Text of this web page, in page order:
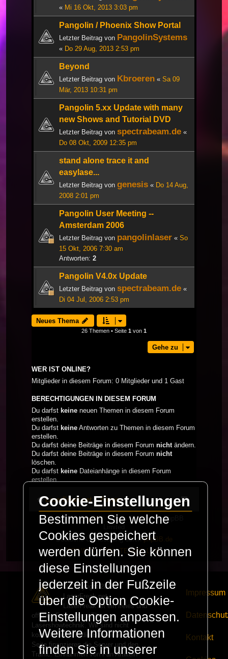
« Mi 16 Okt, 2013 3:03 pm
Pangolin / Phoenix Show Portal
Letzter Beitrag von PangolinSystems
« Do 29 Aug, 2013 2:53 pm
Beyond
Letzter Beitrag von Kbroeren « Sa 09
Mär, 2013 10:31 pm
Pangolin 5.xx Update with many
new Shows and Tutorial DVD
Letzter Beitrag von spectrabeam.de «
Do 08 Okt, 2009 12:35 pm
stand alone trace it and
easylase...
Letzter Beitrag von genesis « Do 14 Aug,
2008 2:01 pm
Pangolin User Meeting --
Amsterdam 2006
Letzter Beitrag von pangolinlaser « So
15 Okt, 2006 7:30 am
Antworten: 2
Pangolin V4.0x Update
Letzter Beitrag von spectrabeam.de «
Di 04 Jul, 2006 2:53 pm
Neues Thema
26 Themen • Seite 1 von 1
Gehe zu
WER IST ONLINE?
Mitglieder in diesem Forum: 0 Mitglieder und 1 Gast
BERECHTIGUNGEN IN DIESEM FORUM
Du darfst keine neuen Themen in diesem Forum
erstellen.
Du darfst keine Antworten zu Themen in diesem Forum
erstellen.
Du darfst deine Beiträge in diesem Forum nicht ändern.
Du darfst deine Beiträge in diesem Forum nicht
löschen.
Du darfst keine Dateianhänge in diesem Forum
erstellen.
LaserFreak.net Forum
Powered byphpBB® Forum Software © phpBB
Deutsche Übersetzung durchphpBB.de
PRIVACY_LINK|TERMS_LINK
© Copyright 2025 -
LaserFreak.net
LaserFreak ist ein freies und
offenes Forum zum Thema
Lasershowtechnik. Wir sind nicht
kommerziell und die Banner auf dieser
Seite finanzieren die Server und den
Traffic. Einnahmen von Fan Artikeln
Impressum
Kontakt
Cookie-Einstellungen
Bestimmen Sie welche
Cookies gespeichert
werden dürfen. Sie können
diese Einstellungen
jederzeit in der Fußzeile
über die Option Cookie-
Einstellungen anpassen.
Weitere Informationen
finden Sie in unserer